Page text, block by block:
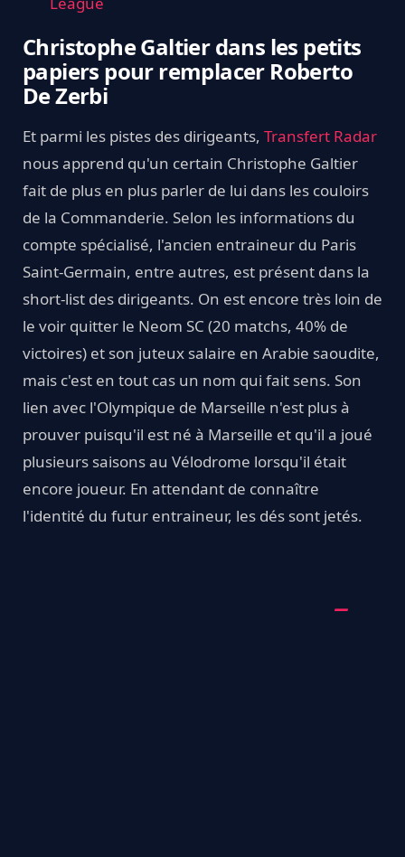
Christophe Galtier dans les petits
papiers pour remplacer Roberto
De Zerbi
Et parmi les pistes des dirigeants, Transfert Radar
nous apprend qu'un certain Christophe Galtier
fait de plus en plus parler de lui dans les couloirs
de la Commanderie. Selon les informations du
compte spécialisé, l'ancien entraineur du Paris
Saint-Germain, entre autres, est présent dans la
short-list des dirigeants. On est encore très loin de
le voir quitter le Neom SC (20 matchs, 40% de
victoires) et son juteux salaire en Arabie saoudite,
mais c'est en tout cas un nom qui fait sens. Son
lien avec l'Olympique de Marseille n'est plus à
prouver puisqu'il est né à Marseille et qu'il a joué
plusieurs saisons au Vélodrome lorsqu'il était
encore joueur. En attendant de connaître
l'identité du futur entraineur, les dés sont jetés.